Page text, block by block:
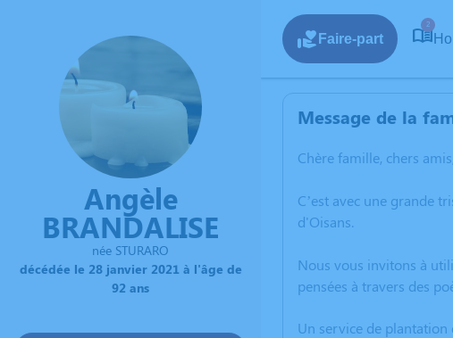
Angèle
BRANDALISE
née STURARO
décédée le 28 janvier 2021 à l'âge de
92 ans
Faire-part
2
Message de la
Chère famille, chers amis,
C’est avec une grande
d'Oisans.
Nous vous invitons à
pensées à travers des
Un service de plantation